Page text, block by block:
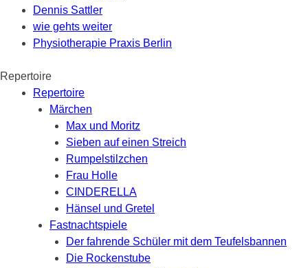
Dennis Sattler
wie gehts weiter
Physiotherapie Praxis Berlin
Repertoire
Repertoire
Märchen
Max und Moritz
Sieben auf einen Streich
Rumpelstilzchen
Frau Holle
CINDERELLA
Hänsel und Gretel
Fastnachtspiele
Der fahrende Schüler mit dem Teufelsbannen
Die Rockenstube